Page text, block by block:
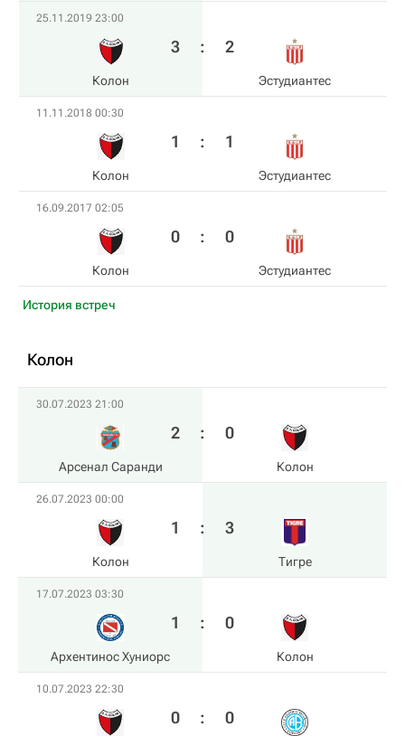
25.11.2019 23:00
Колон
3 : 2
Эстудиантес
11.11.2018 00:30
Колон
1 : 1
Эстудиантес
16.09.2017 02:05
Колон
0 : 0
Эстудиантес
История встреч
Колон
30.07.2023 21:00
Арсенал Саранди
2 : 0
Колон
26.07.2023 00:00
Колон
1 : 3
Тигре
17.07.2023 03:30
Архентинос Хуниорс
1 : 0
Колон
10.07.2023 22:30
0 : 0